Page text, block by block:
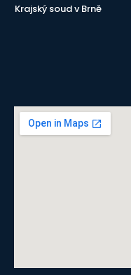
Krajský soud v Brně